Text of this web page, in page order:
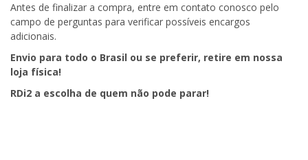
Antes de finalizar a compra, entre em contato conosco pelo
campo de perguntas para verificar possíveis encargos
adicionais.
Envio para todo o Brasil ou se preferir, retire em nossa
loja física!
RDi2 a escolha de quem não pode parar!